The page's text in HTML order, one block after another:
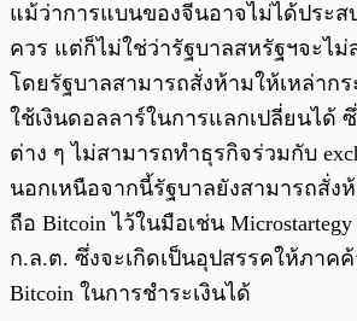
แม้ว่าการแบนของจีนอาจไม่ได้ประส
ควร แต่ก็ไม่ใช่ว่ารัฐบาลสหรัฐฯจะไม่
โดยรัฐบาลสามารถสั่งห้ามให้เหล่าก
ใช้เงินดอลลาร์ในการแลกเปลี่ยนได้
ต่าง ๆ ไม่สามารถทำธุรกิจร่วมกับ
นอกเหนือจากนี้รัฐบาลยังสามารถสั่ง
ถือ Bitcoin ไว้ในมือเช่น
ก.ล.ต. ซึ่งจะเกิดเป็นอุปสรรคให้ภาค
Bitcoin ในการชำระเงินได้